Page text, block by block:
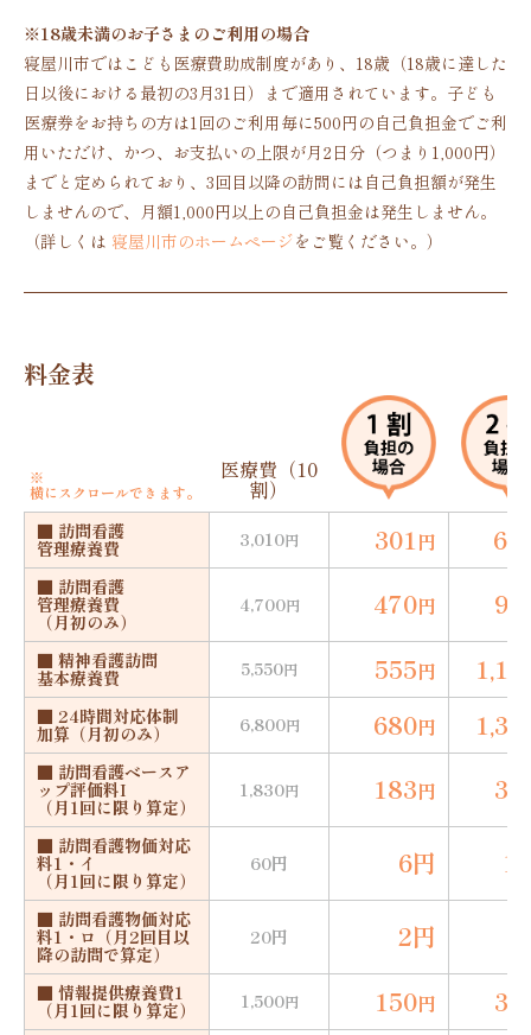
※18歳未満のお子さまのご利用の場合
寝屋川市ではこども医療費助成制度があり、18歳（18歳に達した
日以後における最初の3月31日）まで適用されています。子ども
医療券をお持ちの方は1回のご利用毎に500円の自己負担金でご利
用いただけ、かつ、お支払いの上限が月2日分（つまり1,000円）
までと定められており、3回目以降の訪問には自己負担額が発生
しませんので、月額1,000円以上の自己負担金は発生しません。
（詳しくは 寝屋川市のホームページをご覧ください。）
料金表
※
横にスクロールできます。
医療費（10
割）
■ 訪問看護
管理療養費 3,010円 301円
■ 訪問看護
管理療養費
（月初のみ）
4,700円 470円
■ 精神看護訪問
基本療養費 5,550円 555円
■ 24時間対応体制
加算（月初のみ） 6,800円 680円
■ 訪問看護ベースア
ップ評価料I
（月1回に限り算定）
1,830円 183円
■ 訪問看護物価対応
料1・イ
（月1回に限り算定）
60円 6円
■ 訪問看護物価対応
料1・ロ（月2回目以
降の訪問で算定）
20円 2円
■ 情報提供療養費1
（月1回に限り算定） 1,500円 150円